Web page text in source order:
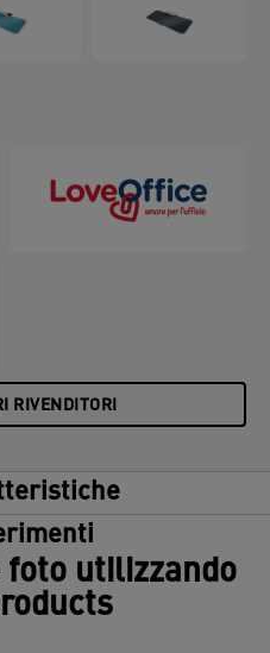
Questo blocco da
premium è il
tua casa o il tuo ufficio
rilassato e produttivo
RIVENDITORI
foto utilizzando